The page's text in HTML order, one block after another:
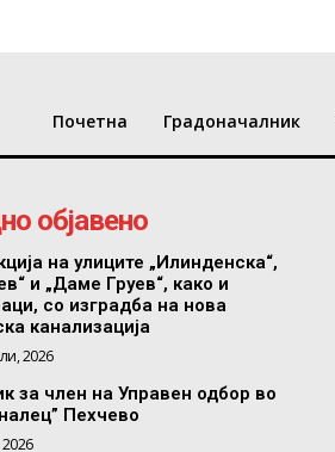
Почетна Градоначалник
објавено
на улиците „Илинденска“,
и „Даме Груев“, како и
со изградба на нова
канализација
2026
за член на Управен одбор во
Пехчево
2026